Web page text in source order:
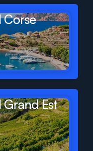
Corse
Est